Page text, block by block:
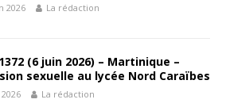
2026 La rédaction
(6 juin 2026) – Martinique –
sexuelle au lycée Nord Caraïbes
La rédaction